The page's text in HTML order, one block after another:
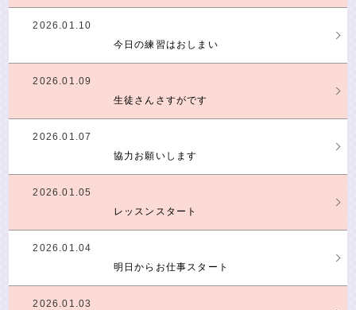
2026.01.10
今日の練習はおしまい
2026.01.09
生徒さんさすがです
2026.01.07
協力お願いします
2026.01.05
レッスンスタート
2026.01.04
明日からお仕事スタート
2026.01.03